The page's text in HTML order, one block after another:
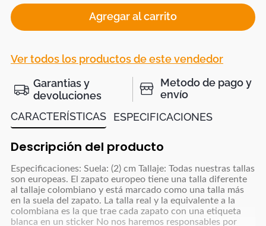
Agregar al carrito
Ver todos los productos de este vendedor
Garantias y
devoluciones
Metodo de pago y
envío
CARACTERÍSTICAS
ESPECIFICACIONES
Descripción del producto
Especificaciones: Suela: (2) cm Tallaje: Todas nuestras tallas
son europeas. El zapato europeo tiene una talla diferente
al tallaje colombiano y está marcado como una talla más
en la suela del zapato. La talla real y la equivalente a la
colombiana es la que trae cada zapato con una etiqueta
blanca en un sticker No nos haremos responsables por